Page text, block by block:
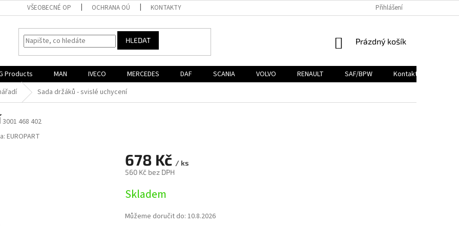
VŠEOBECNÉ OP OCHRANA OÚ KONTAKTY Přihlášení
HLEDAT
NÁKUPNÍ
Prázdný košík
Products MAN IVECO MERCEDES DAF SCANIA VOLVO RENAULT SAF/BPW
Kontakty
Sada držáků - svislé uchycení
3001 468 402
EUROPART
678 Kč / ks
560 Kč bez DPH
cena:
Skladem
Můžeme doručit do: 10.8.2026